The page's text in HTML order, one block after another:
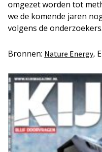
omgezet worden tot
we de komende jaren
volgens de onderzoekers.
Bronnen: Nature Energy,